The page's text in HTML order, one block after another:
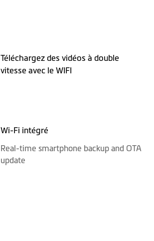
Téléchargez des vidéos à double
vitesse avec le WIFI
Wi-Fi intégré
Real-time smartphone backup and OTA
update